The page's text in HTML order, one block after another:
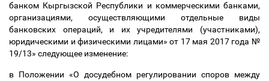
банком Кыргызской Республики и коммерческими банками,
организациями, осуществляющими отдельные виды
банковских операций, и их учредителями (участниками),
юридическими и физическими лицами» от 17 мая 2017 года №
19/13» следующее изменение:
в Положении «О досудебном регулировании споров между